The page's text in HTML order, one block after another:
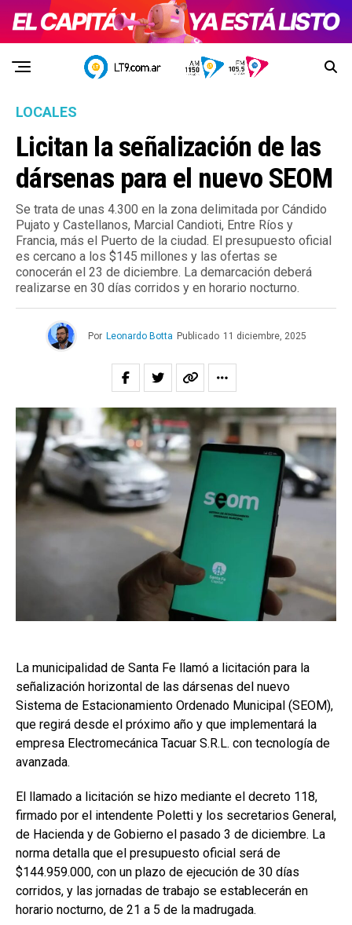
LOCALES
Licitan la señalización de las
dársenas para el nuevo SEOM
Se trata de unas 4.300 en la zona delimitada por Cándido
Pujato y Castellanos, Marcial Candioti, Entre Ríos y
Francia, más el Puerto de la ciudad. El presupuesto oficial
es cercano a los $145 millones y las ofertas se
conocerán el 23 de diciembre. La demarcación deberá
realizarse en 30 días corridos y en horario nocturno.
Por Leonardo Botta Publicado 11 diciembre, 2025
La municipalidad de Santa Fe llamó a licitación para la
señalización horizontal de las dársenas del nuevo
Sistema de Estacionamiento Ordenado Municipal (SEOM),
que regirá desde el próximo año y que implementará la
empresa Electromecánica Tacuar S.R.L. con tecnología de
avanzada.
El llamado a licitación se hizo mediante el decreto 118,
firmado por el intendente Poletti y los secretarios General,
de Hacienda y de Gobierno el pasado 3 de diciembre. La
norma detalla que el presupuesto oficial será de
$144.959.000, con un plazo de ejecución de 30 días
corridos, y las jornadas de trabajo se establecerán en
horario nocturno, de 21 a 5 de la madrugada.